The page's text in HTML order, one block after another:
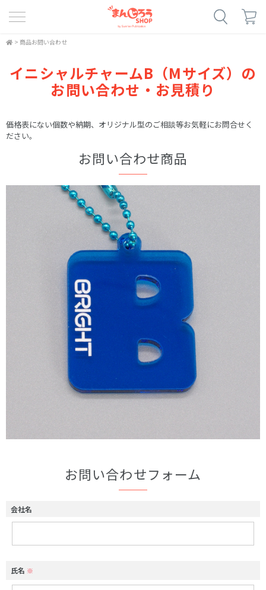
> 商品お問い合わせ
イニシャルチャームB（Mサイズ）の
お問い合わせ・お見積り
価格表にない個数や納期、オリジナル型のご相談等お気軽にお問合せく
ださい。
お問い合わせ商品
お問い合わせフォーム
会社名
氏名 ※